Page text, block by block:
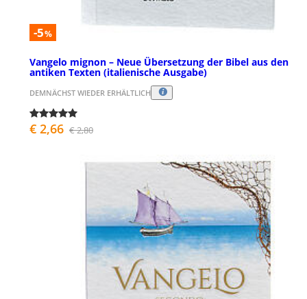
-5%
Vangelo mignon – Neue Übersetzung der Bibel aus den
antiken Texten (italienische Ausgabe)
DEMNÄCHST WIEDER ERHÄLTLICH
€ 2,66 € 2,80